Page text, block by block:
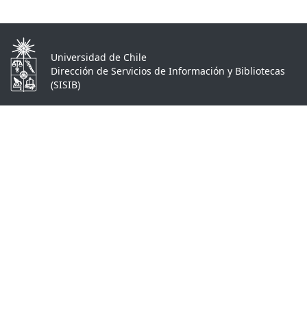
Universidad de Chile
Dirección de Servicios de Información y Bibliotecas
(SISIB)